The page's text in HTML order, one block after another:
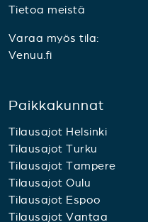
Tietoa meistä
Varaa myös tila:
Venuu.fi
Paikkakunnat
Tilausajot Helsinki
Tilausajot Turku
Tilausajot Tampere
Tilausajot Oulu
Tilausajot Espoo
Tilausajot Vantaa